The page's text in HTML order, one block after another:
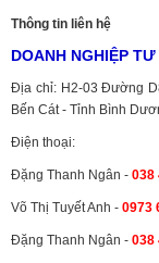
Thông tin liên hệ
DOANH NGHIỆP
Địa chỉ: H2-03 Đường
Bến Cát - Tỉnh Bình
Điện thoại:
Đặng Thanh Ngân - 038
Võ Thị Tuyết Anh - 0973
Đặng Thanh Ngân - 038